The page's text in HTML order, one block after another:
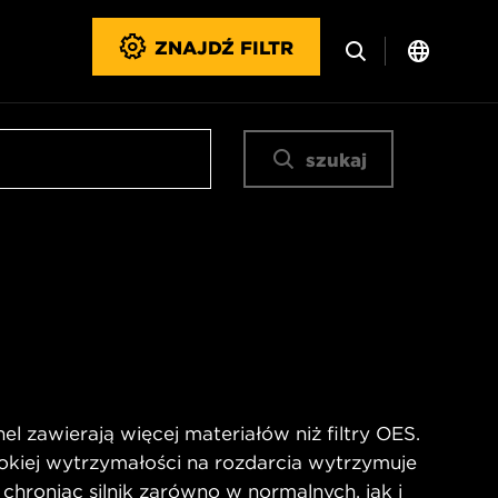
ZNAJDŹ FILTR
szukaj
zawierają więcej materiałów niż filtry OES.
wytrzymałości na rozdarcia wytrzymuje
silnik zarówno w normalnych, jak i